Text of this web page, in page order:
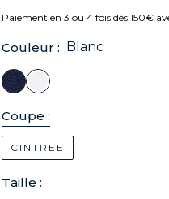
Paiement en 3 ou 4 fois dès 150€
Couleur : Blanc
Coupe :
CINTREE
Taille :